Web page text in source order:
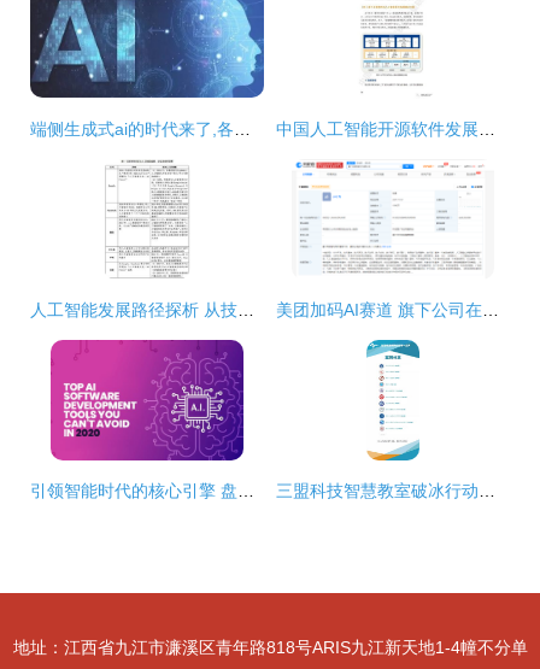
地址：江西省九江市濂溪区青年路818号ARIS九江新天地1-4幢不分单